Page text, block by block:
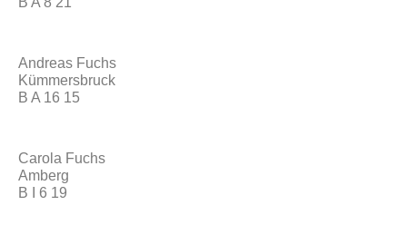
Andreas Fuchs
Kümmersbruck
B A 16 15
Carola Fuchs
Amberg
B I 6 19